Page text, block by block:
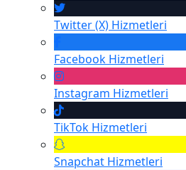
Twitter (X) Hizmetleri
Facebook Hizmetleri
Instagram Hizmetleri
TikTok Hizmetleri
Snapchat Hizmetleri